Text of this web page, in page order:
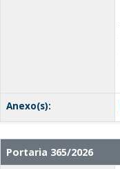
Anexo(s):
Portaria 365/2026